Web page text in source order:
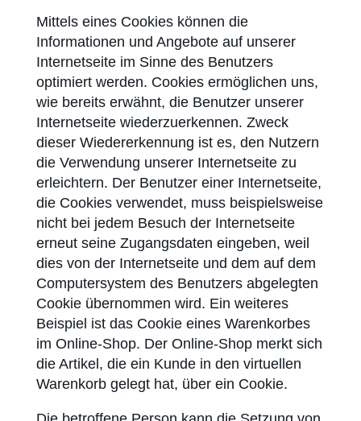
Mittels eines Cookies können die
Informationen und Angebote auf unserer
Internetseite im Sinne des Benutzers
optimiert werden. Cookies ermöglichen uns,
wie bereits erwähnt, die Benutzer unserer
Internetseite wiederzuerkennen. Zweck
dieser Wieder­erkennung ist es, den Nutzern
die Verwendung unserer Internetseite zu
erleichtern. Der Benutzer einer Internetseite,
die Cookies verwendet, muss beispielsweise
nicht bei jedem Besuch der Internetseite
erneut seine Zugangsdaten eingeben, weil
dies von der Internetseite und dem auf dem
Computersystem des Benutzers abgelegten
Cookie übernommen wird. Ein weiteres
Beispiel ist das Cookie eines Warenkorbes
im Online-Shop. Der Online-Shop merkt sich
die Artikel, die ein Kunde in den virtuellen
Warenkorb gelegt hat, über ein Cookie.